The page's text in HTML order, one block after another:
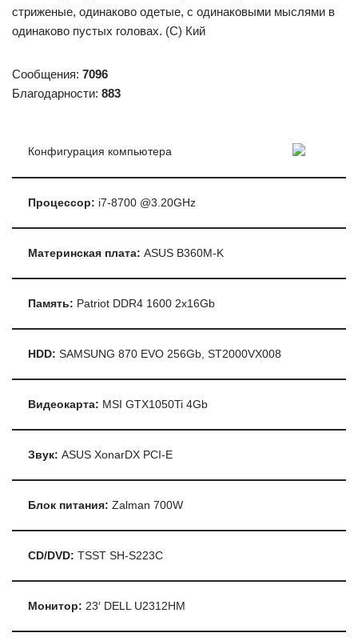
стриженые, одинаково одетые, с одинаковыми мыслями в
одинаково пустых головах. (С) Кий
Сообщения: 7096
Благодарности: 883
Конфигурация компьютера
Процессор: i7-8700 @3.20GHz
Материнская плата: ASUS B360M-K
Память: Patriot DDR4 1600 2x16Gb
HDD: SAMSUNG 870 EVO 256Gb, ST2000VX008
Видеокарта: MSI GTX1050Ti 4Gb
Звук: ASUS XonarDX PCI-E
Блок питания: Zalman 700W
CD/DVD: TSST SH-S223C
Монитор: 23′ DELL U2312HM